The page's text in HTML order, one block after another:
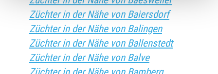
Züchter in der Nähe von Baiersdorf
Züchter in der Nähe von Balingen
Züchter in der Nähe von Ballenstedt
Züchter in der Nähe von Balve